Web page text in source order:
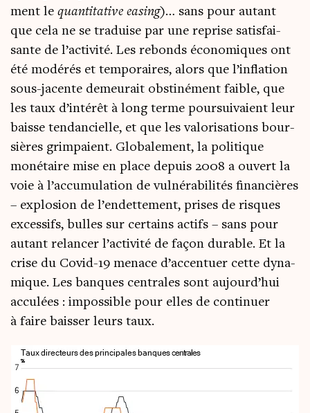
ment le quan­ti­ta­tive easing)… sans pour autant
que cela ne se tra­duise par une reprise satis­fai­
sante de l’activité. Les rebonds éco­no­miques ont
été modé­rés et tem­po­raires, alors que l’inflation
sous-jacente demeu­rait obs­ti­né­ment faible, que
les taux d’intérêt à long terme pour­sui­vaient leur
baisse ten­dan­cielle, et que les valo­ri­sa­tions bour­
sières grim­paient. Glo­ba­le­ment, la poli­tique
moné­taire mise en place depuis 2008 a ouvert la
voie à l’accumulation de vul­né­ra­bi­li­tés finan­cières
– explo­sion de l’endettement, prises de risques
exces­sifs, bulles sur cer­tains actifs – sans pour
autant relan­cer l’activité de façon durable. Et la
crise du Covid-19 menace d’accentuer cette dyna­
mique. Les banques cen­trales sont aujourd’hui
accu­lées : impos­sible pour elles de conti­nuer
à faire bais­ser leurs taux.